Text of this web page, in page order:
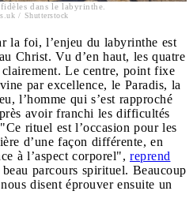
dans le labyrinthe.
/ Shutterstock
la foi, l’enjeu du labyrinthe est
Christ. Vu d’en haut, les quatre
Le centre, point fixe
par excellence, le Paradis, la
l’homme qui s’est rapproché
avoir franchi les difficultés
rituel est l’occasion pour les
d’une façon différente, en
à l’aspect corporel", reprend
parcours spirituel. Beaucoup
disent éprouver ensuite un